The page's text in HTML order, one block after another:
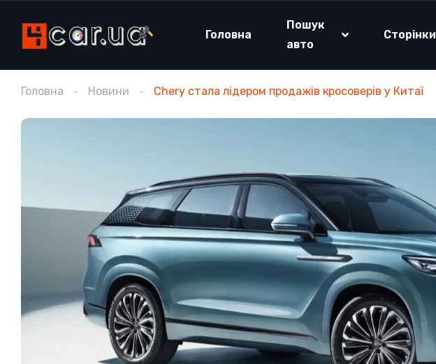
Головна
Пошук
авто
Сторінки
Головна Новини Chery стала лідером продажів кросоверів у Китаї